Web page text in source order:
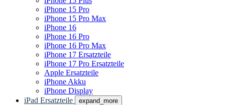
iPhone 15 Pro
iPhone 15 Pro Max
iPhone 16
iPhone 16 Pro
iPhone 16 Pro Max
iPhone 17 Ersatzteile
iPhone 17 Pro Ersatzteile
Apple Ersatzteile
iPhone Akku
iPhone Display
iPad Ersatzteile
expand_more